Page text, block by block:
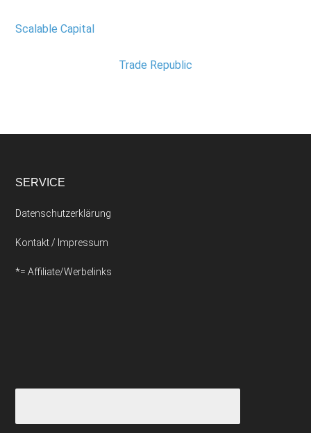
Scalable Capital
Trade Republic
SERVICE
Datenschutzerklärung
Kontakt / Impressum
*= Affiliate/Werbelinks